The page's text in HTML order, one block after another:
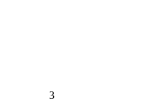
3